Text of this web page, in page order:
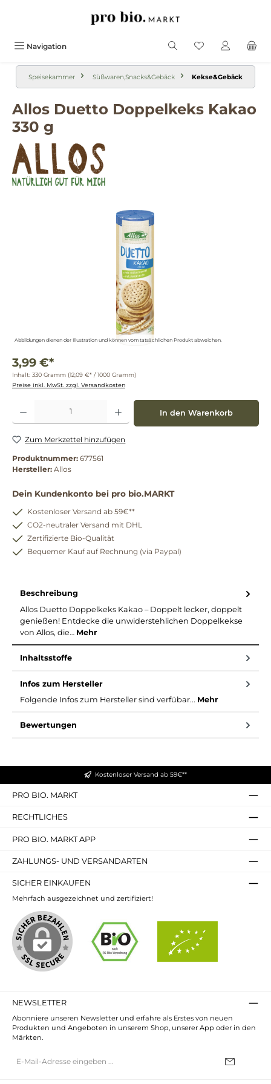
Navigation
Speisekammer Süßwaren,Snacks&Gebäck Kekse&Gebäck
Allos Duetto Doppelkeks Kakao
330 g
Abbildungen dienen der Illustration und können vom tatsächlichen Produkt abweichen.
3,99 €*
Inhalt: 330 Gramm (12,09 €* / 1000 Gramm)
Preise inkl. MwSt. zzgl. Versandkosten
Produkt Anzahl: Gib den gewünschten Wert ein oder benutze die Schaltflächen um
In den Warenkorb
Zum Merkzettel hinzufügen
Produktnummer: 677561
Hersteller: Allos
Dein Kundenkonto bei pro bio.MARKT
Kostenloser Versand ab 59€**
CO2-neutraler Versand mit DHL
Zertifizierte Bio-Qualität
Bequemer Kauf auf Rechnung (via Paypal)
Beschreibung
Allos Duetto Doppelkeks Kakao – Doppelt lecker, doppelt
genießen! Entdecke die unwiderstehlichen Doppelkekse
von Allos, die… Mehr
Inhaltsstoffe
Infos zum Hersteller
Folgende Infos zum Hersteller sind verfübar... Mehr
Bewertungen
Kostenloser Versand ab 59€**
PRO BIO. MARKT
RECHTLICHES
PRO BIO. MARKT APP
ZAHLUNGS- UND VERSANDARTEN
SICHER EINKAUFEN
Mehrfach ausgezeichnet und zertifiziert!
NEWSLETTER
Abonniere unseren Newsletter und erfahre als Erstes von neuen
Produkten und Angeboten in unserem Shop, unserer App oder in den
Märkten.
Mail-